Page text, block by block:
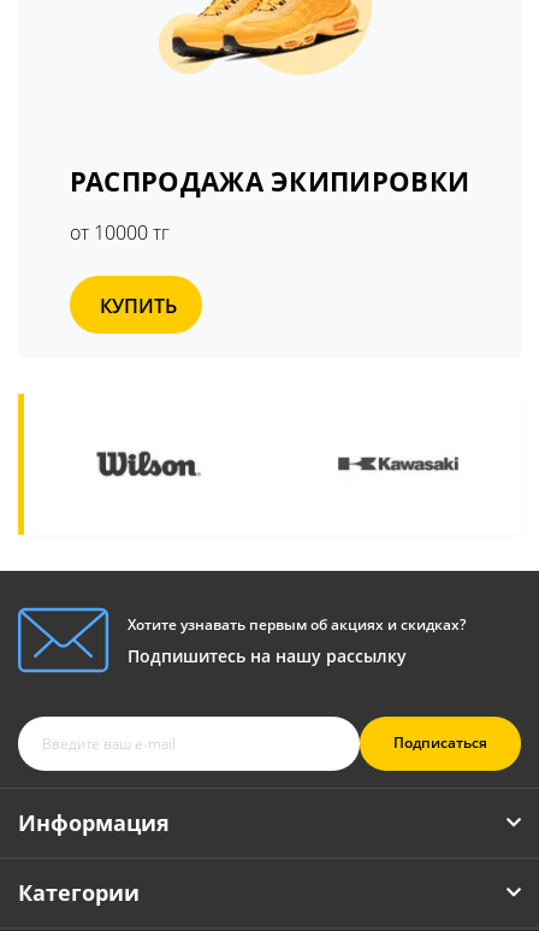
РАСПРОДАЖА ЭКИПИРОВКИ
от 10000 тг
КУПИТЬ
Хотите узнавать первым об акциях и скидках?
Подпишитесь на нашу рассылку
Подписаться
Информация
Категории